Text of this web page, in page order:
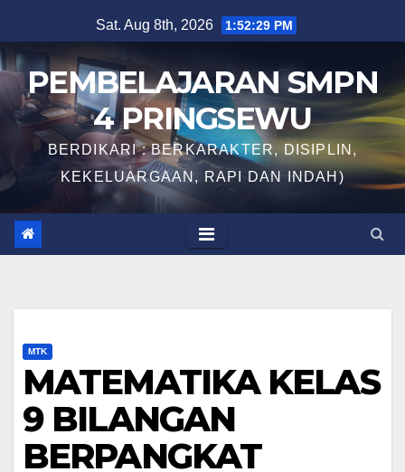
to
content
Sat. Aug 8th, 2026 1:52:30 PM
PEMBELAJARAN SMPN
4 PRINGSEWU
BERDIKARI : BERKARAKTER, DISIPLIN,
KEKELUARGAAN, RAPI DAN INDAH)
MTK
MATEMATIKA KELAS
9 BILANGAN
BERPANGKAT